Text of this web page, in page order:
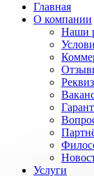
Главная
О компании
Наши
Услуги